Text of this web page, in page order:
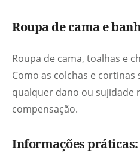
Roupa de cama e
Roupa de cama, toalhas e
Como as colchas e cortinas
qualquer dano ou sujidade
compensação.
Informações práticas: